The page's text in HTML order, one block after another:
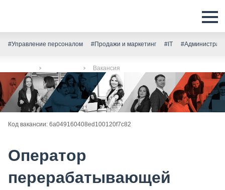
#Управление персоналом #Продажи и маркетинг #IT
Вакансия
Код вакансии: 6a049160408ed100120f7c82
Оператор
перерабатывающей